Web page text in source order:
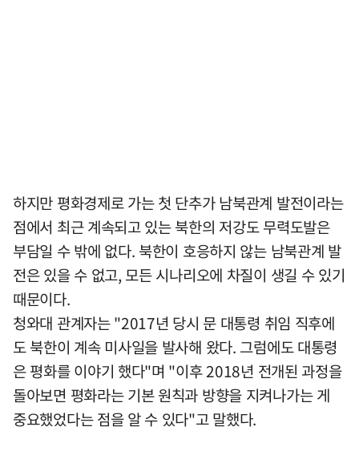
하지만 평화경제로 가는 첫 단추가 남북관계 발전이라는
점에서 최근 계속되고 있는 북한의 저강도 무력도발은
부담일 수 밖에 없다. 북한이 호응하지 않는 남북관계 발
전은 있을 수 없고, 모든 시나리오에 차질이 생길 수 있기
때문이다.
청와대 관계자는 "2017년 당시 문 대통령 취임 직후에
도 북한이 계속 미사일을 발사해 왔다. 그럼에도 대통령
은 평화를 이야기 했다"며 "이후 2018년 전개된 과정을
돌아보면 평화라는 기본 원칙과 방향을 지켜나가는 게
중요했었다는 점을 알 수 있다"고 말했다.